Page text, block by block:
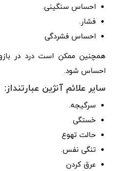
احساس سنگینی.
فشار.
احساس فشردگی
همچنین ممکن است درد در
احساس شود.
سایر علائم آنژین عبارتنداز:
سرگیجه.
خستگی
حالت تهوع
تنگی نفس.
عرق کردن